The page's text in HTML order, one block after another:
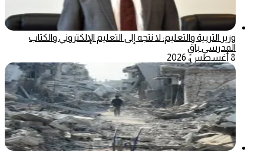
وزير التربية والتعليم: لا نتجه إلى التعليم الإلكتروني والكتاب
المدرسي باقٍ
8 أغسطس، 2026